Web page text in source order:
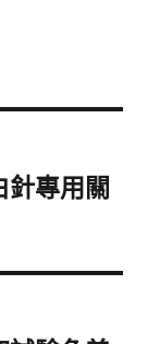
針專用關